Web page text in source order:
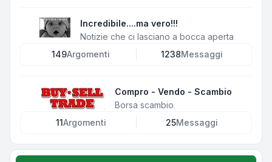
Incredibile....ma vero!!!
Notizie che ci lasciano a bocca aperta
149Argomenti 1238Messaggi
Compro - Vendo - Scambio
Borsa scambio
11Argomenti 25Messaggi